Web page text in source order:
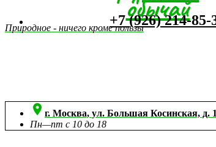
обычай
Природное - ничего кроме пользы+7 (926) 214-85-
 г. Москва, ул. Большая Косинская, д.
Пн—пт с 10 до 18